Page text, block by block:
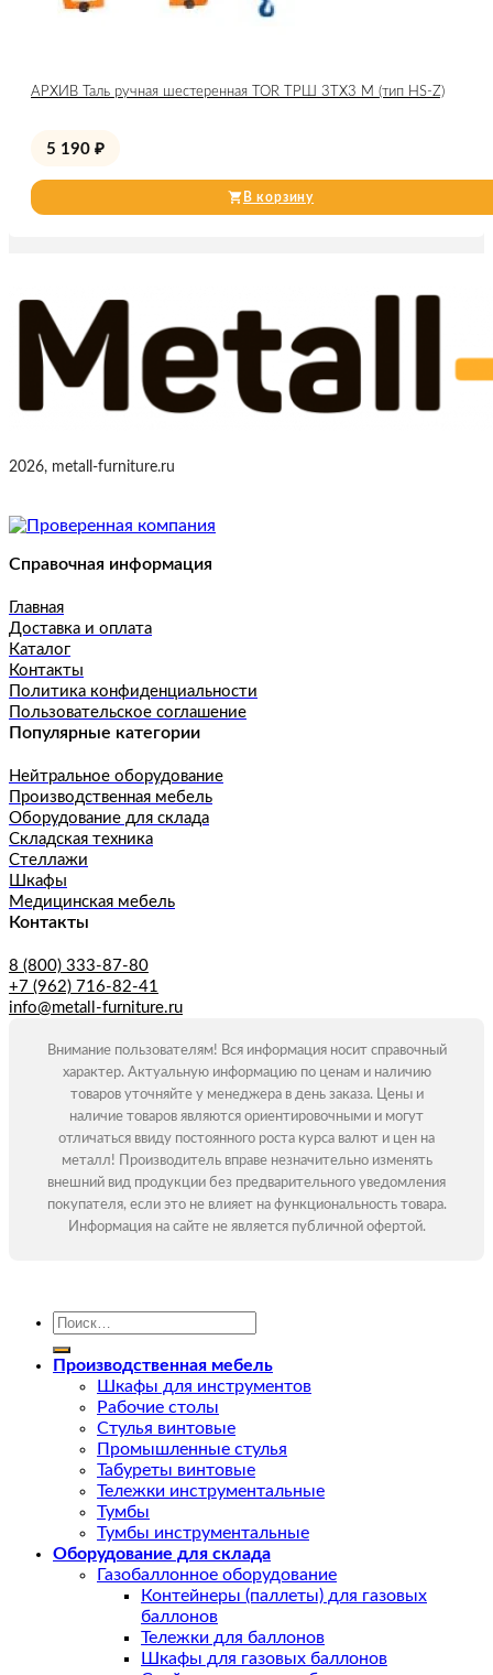
АРХИВ Таль ручная шестеренная TOR ТРШ 3ТХ3 М (тип HS-Z)
5 190 ₽
В корзину
2026, metall-furniture.ru
Справочная информация
Главная
Доставка и оплата
Каталог
Контакты
Политика конфиденциальности
Пользовательское соглашение
Популярные категории
Нейтральное оборудование
Производственная мебель
Оборудование для склада
Складская техника
Стеллажи
Шкафы
Медицинская мебель
Контакты
8 (800) 333-87-80
+7 (962) 716-82-41
info@metall-furniture.ru
Внимание пользователям! Вся информация носит справочный
характер. Актуальную информацию по ценам и наличию
товаров уточняйте у менеджера в день заказа. Цены и
наличие товаров являются ориентировочными и могут
отличаться ввиду постоянного роста курса валют и цен на
металл! Производитель вправе незначительно изменять
внешний вид продукции без предварительного уведомления
покупателя, если это не влияет на функциональность товара.
Информация на сайте не является публичной офертой.
Искать:
Производственная мебель
Шкафы для инструментов
Рабочие столы
Стулья винтовые
Промышленные стулья
Табуреты винтовые
Тележки инструментальные
Тумбы
Тумбы инструментальные
Оборудование для склада
Газобаллонное оборудование
Контейнеры (паллеты) для газовых
баллонов
Тележки для баллонов
Шкафы для газовых баллонов